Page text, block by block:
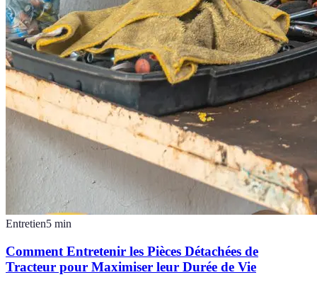
Entretien5 min
Comment Entretenir les Pièces Détachées de
Tracteur pour Maximiser leur Durée de Vie